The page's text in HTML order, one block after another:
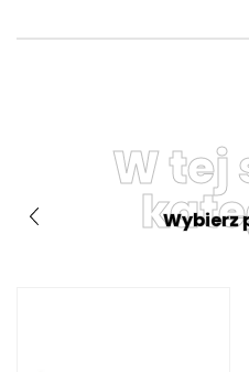
W tej
Wybierz